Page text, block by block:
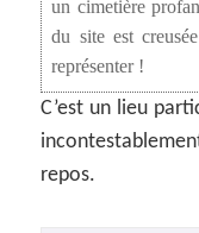
un cimetière
du site est
représenter !
C’est un lieu
repos.